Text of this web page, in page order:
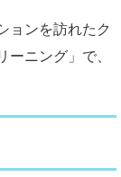
ョンを訪れたク
ーニング」で、